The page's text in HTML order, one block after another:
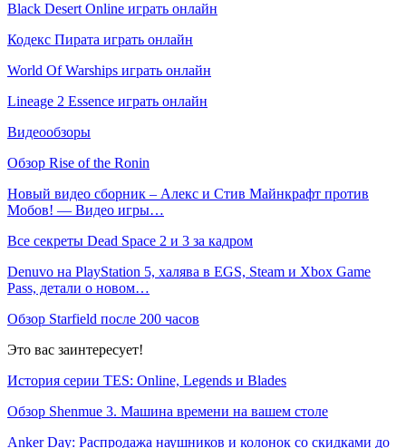
Black Desert Online играть онлайн
Кодекс Пирата играть онлайн
World Of Warships играть онлайн
Lineage 2 Essence играть онлайн
Видеообзоры
Обзор Rise of the Ronin
Новый видео сборник – Алекс и Стив Майнкрафт против
Мобов! — Видео игры…
Все секреты Dead Space 2 и 3 за кадром
Denuvo на PlayStation 5, халява в EGS, Steam и Xbox Game
Pass, детали о новом…
Обзор Starfield после 200 часов
Это вас заинтересует!
История серии TES: Online, Legends и Blades
Обзор Shenmue 3. Машина времени на вашем столе
Anker Day: Распродажа наушников и колонок со скидками до